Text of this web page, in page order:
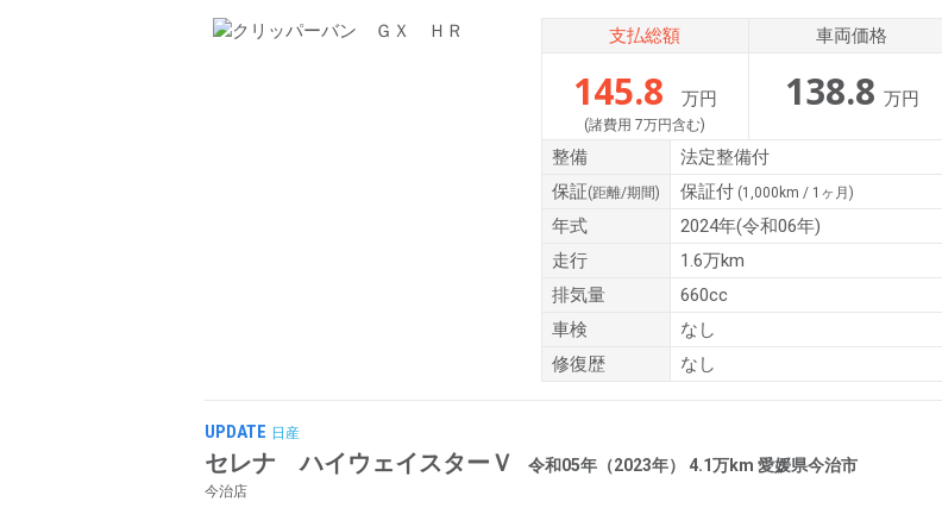
支払総額
145.8 万円
(諸費用 7万円含む)
車両価格
138.8 万円
整備
法定整備付
保証(距離/期間) 保証付(1,000km / 1ヶ月)
年式
2024年(令和06年)
走行
1.6万km
排気量
660cc
車検
なし
修復歴
なし
UPDATE 日産
セレナ ハイウェイスターＶ 令和05年（2023年） 4.1万km 愛媛県今治市
今治店